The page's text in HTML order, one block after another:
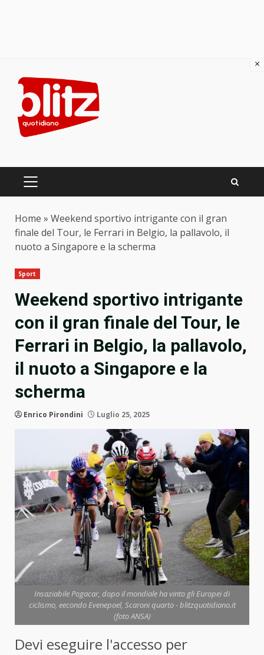
content
PRIMARY
Home » Weekend sportivo intrigante con il gran
finale del Tour, le Ferrari in Belgio, la pallavolo, il
nuoto a Singapore e la scherma
Sport
Weekend sportivo intrigante
con il gran finale del Tour, le
Ferrari in Belgio, la pallavolo,
il nuoto a Singapore e la
scherma
Enrico Pirondini Luglio 25, 2025
Insaziabile Pogacar, dopo il mondiale ha vinto gli Europei di
ciclismo, eecondo Evenepoel, Scaroni quarto - blitzquotidiano.it
(foto ANSA)
Devi eseguire l'accesso per
×